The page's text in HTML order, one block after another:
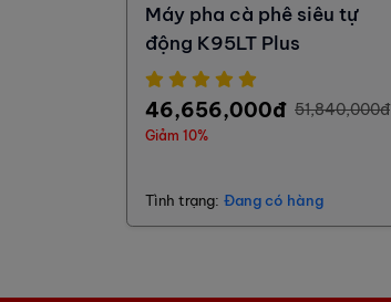
Máy pha cà phê siêu tự
động K95LT Plus
46,656,000đ 51,840,000đ
Giảm 10%
Tình trạng: Đang có hàng